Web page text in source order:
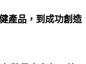
產品，到成功創造